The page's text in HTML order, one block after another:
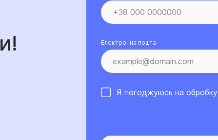
Електронна пошта
Я погоджуюсь на обробку